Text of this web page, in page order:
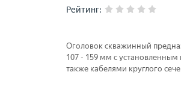
Рейтинг:
Оголовок скважинный
107 - 159 мм с
также кабелями круглого